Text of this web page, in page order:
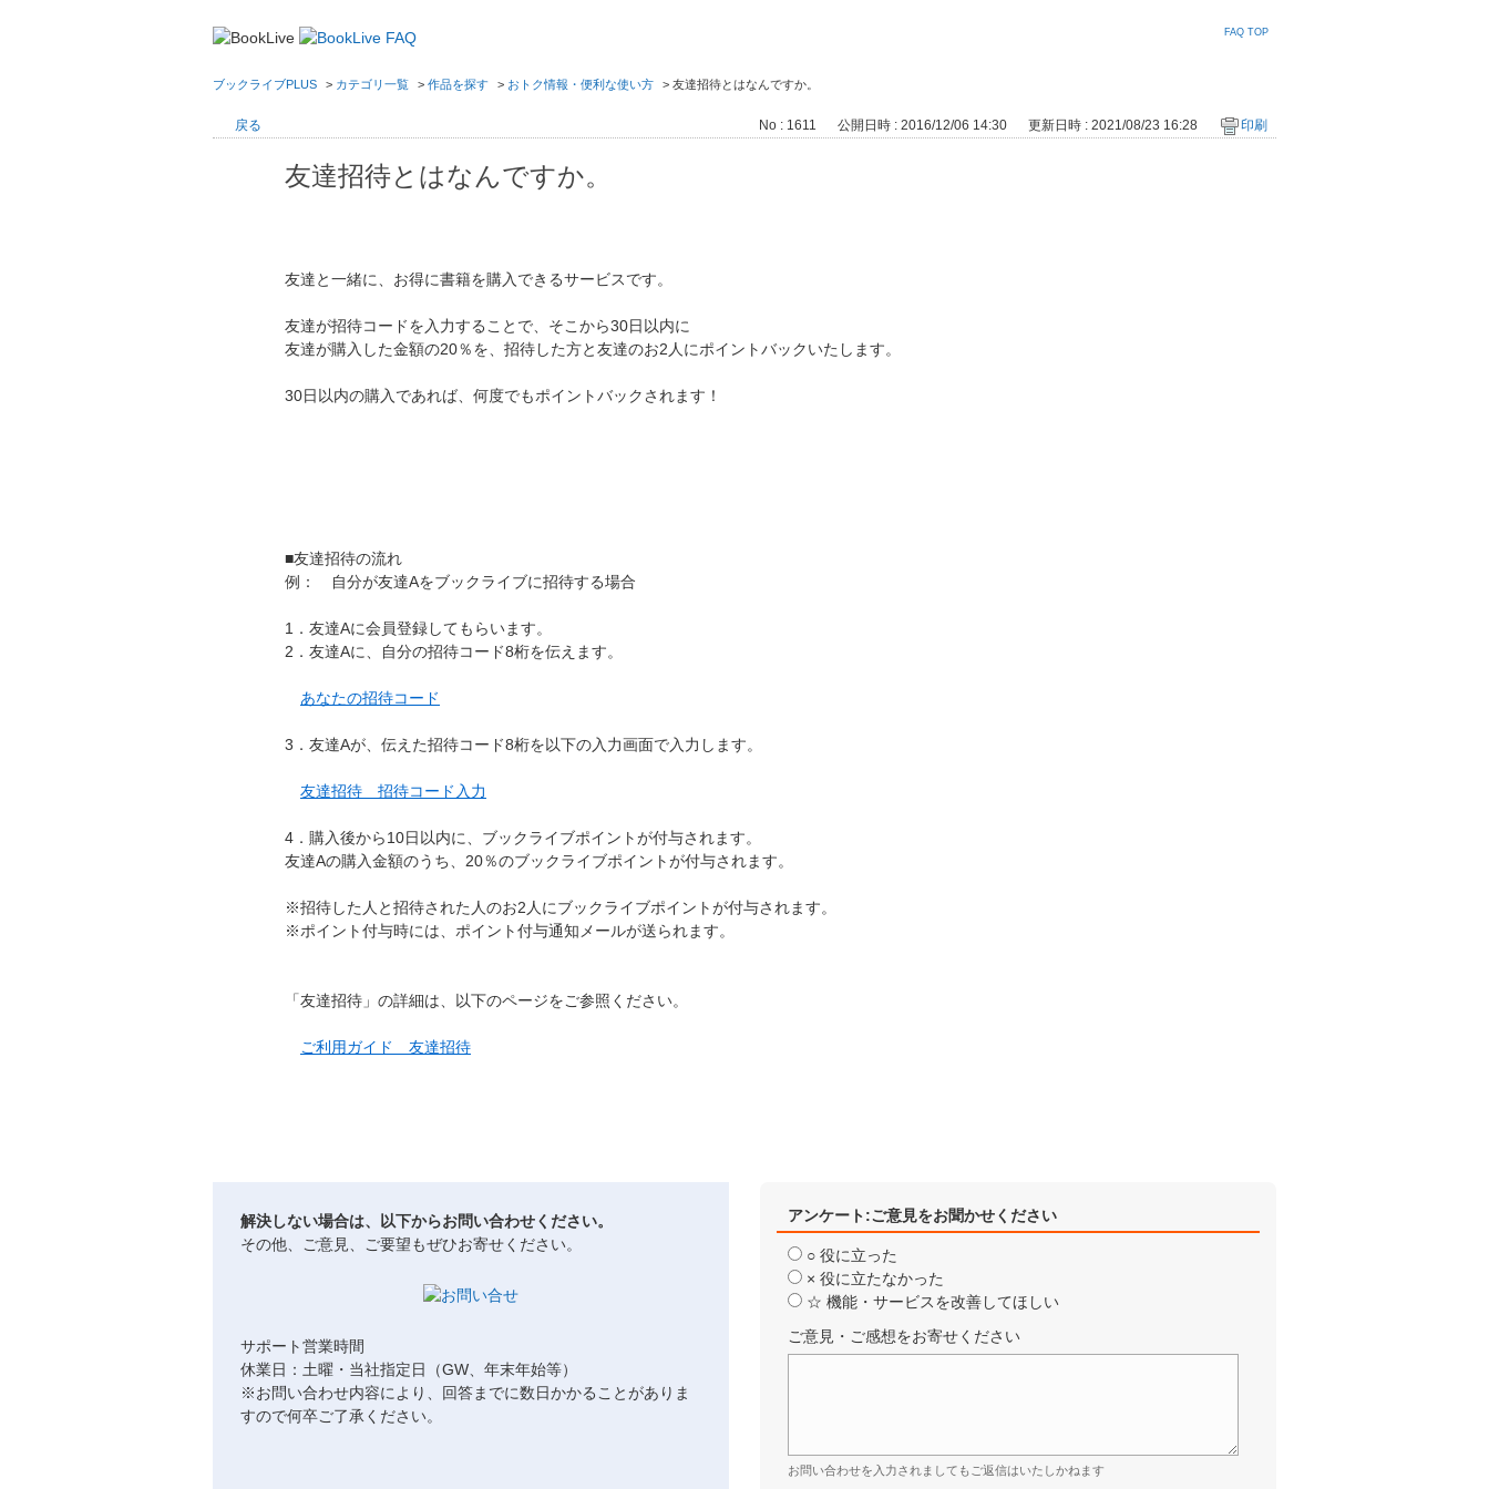
FAQ TOP
ブックライブPLUS > カテゴリ一覧 > 作品を探す > おトク情報・便利な使い方 > 友達招待とはなんですか。
戻る No : 1611 公開日時 : 2016/12/06 14:30 更新日時 : 2021/08/23 16:28 印刷
友達招待とはなんですか。
友達と一緒に、お得に書籍を購入できるサービスです。
友達が招待コードを入力することで、そこから30日以内に
友達が購入した金額の20％を、招待した方と友達のお2人にポイントバックいたします。
30日以内の購入であれば、何度でもポイントバックされます！
■友達招待の流れ
例： 自分が友達Aをブックライブに招待する場合
1．友達Aに会員登録してもらいます。
2．友達Aに、自分の招待コード8桁を伝えます。
あなたの招待コード
3．友達Aが、伝えた招待コード8桁を以下の入力画面で入力します。
友達招待 招待コード入力
4．購入後から10日以内に、ブックライブポイントが付与されます。
友達Aの購入金額のうち、20％のブックライブポイントが付与されます。
※招待した人と招待された人のお2人にブックライブポイントが付与されます。
※ポイント付与時には、ポイント付与通知メールが送られます。
「友達招待」の詳細は、以下のページをご参照ください。
ご利用ガイド 友達招待
解決しない場合は、以下からお問い合わせください。
その他、ご意見、ご要望もぜひお寄せください。
サポート営業時間
休業日：土曜・当社指定日（GW、年末年始等）
※お問い合わせ内容により、回答までに数日かかることがありま
すので何卒ご了承ください。
アンケート:ご意見をお聞かせください
○ 役に立った
× 役に立たなかった
☆ 機能・サービスを改善してほしい
ご意見・ご感想をお寄せください
お問い合わせを入力されましてもご返信はいたしかねます